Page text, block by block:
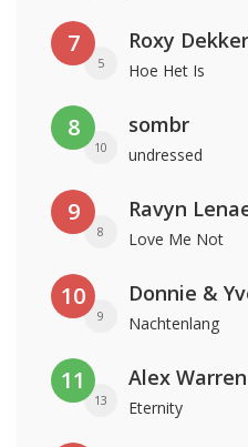
7
5
Roxy
Hoe Het Is
8
10
sombr
undressed
9
8
Ravyn
Love Me Not
10
9
Donnie &
Nachtenlang
11
13
Alex Warren
Eternity